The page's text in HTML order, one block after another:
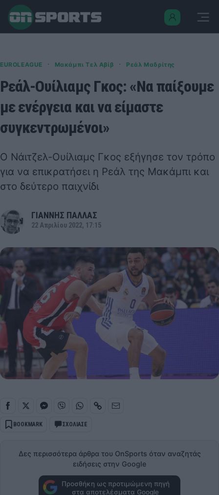
EUROLEAGUE · Μακάμπι Τελ Αβίβ · Ρεάλ Μαδρίτης
Ρεάλ-Ουίλιαμς Γκος: «Να παίξουμε
με ενέργεια και να είμαστε
συγκεντρωμένοι»
Ο Νάιτζελ-Ουίλιαμς Γκος εξήγησε τον τρόπο
για να επικρατήσει η Ρεάλ της Μακάμπι και
στο δεύτερο παιχνίδι
ΓΙΑΝΝΗΣ ΠΑΛΛΑΣ
22 Απριλίου 2022, 17:15
BOOKMARK ΣΧΟΛΙΑΣΕ
Δες περισσότερα άρθρα του OnSports όταν αναζητάς
ειδήσεις στην Google
Προσθήκη ως προτιμώμενη πηγή
στα αποτελέσματα Google